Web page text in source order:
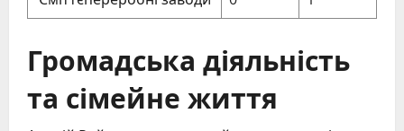
Громадська діяльність
та сімейне життя